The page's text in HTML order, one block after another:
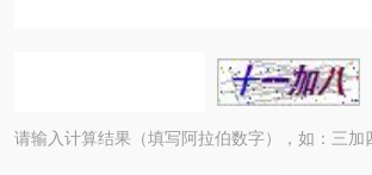
请输入计算结果（填写阿拉伯数字），如：三加